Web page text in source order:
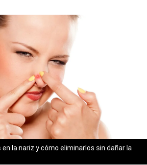
en la nariz y cómo eliminarlos sin dañar la